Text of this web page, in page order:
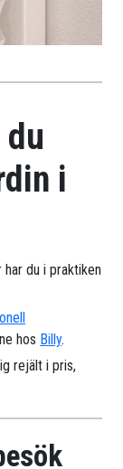
i
har du i praktiken
hos Billy.
rejält i pris,